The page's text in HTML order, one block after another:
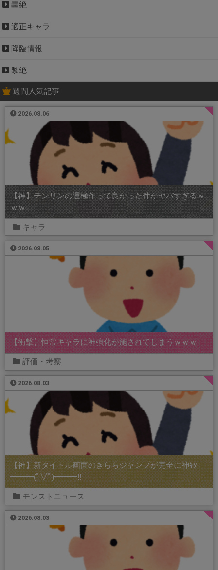
轟絶
適正キャラ
降臨情報
黎絶
週間人気記事
2026.08.06
【神】テンリンの運極作って良かった件がヤバすぎるｗ
ｗｗ
キャラ
2026.08.05
【衝撃】恒常キャラに神強化が施されてしまうｗｗｗ
評価・考察
2026.08.03
【神】新タイトル画面のきららジャンプが完全に神ｷﾀ
━━━(ﾟ∀ﾟ)━━━!!
モンストニュース
2026.08.03